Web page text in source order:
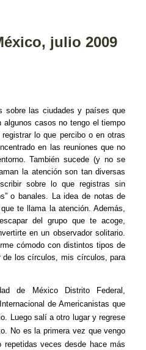
julio 2009
sobre las ciudades y países que
casos no tengo el tiempo
lo que percibo o en otras
en las reuniones que no
También sucede (y no se
la atención son tan diversas
sobre lo que registras sin
o banales. La idea de notas de
te llama la atención. Además,
del grupo que te acoge,
en un observador solitario.
cómodo con distintos tipos de
de los círculos, mis círculos, para
de México Distrito Federal,
de Americanistas que
Luego salí a otro lugar y regrese
No es la primera vez que vengo
veces desde hace más